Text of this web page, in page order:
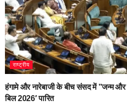
राष्ट्रीय
हंगामे और नारेबाजी के बीच संसद में ”जन्म
बिल 2026′ पारित